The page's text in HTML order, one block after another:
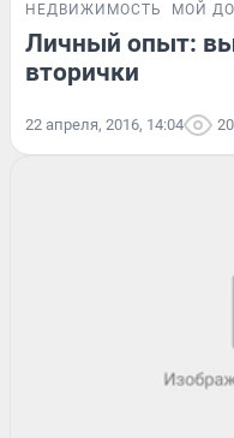
НЕДВИЖИМОСТЬ МОЙ
Личный опыт:
вторички
22 апреля, 2016, 14:04